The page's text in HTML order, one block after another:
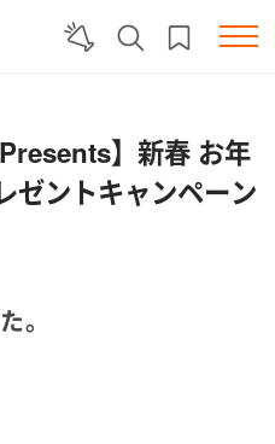
】新春 お年
ゼントキャンペーン
。